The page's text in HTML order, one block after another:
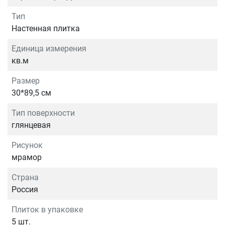
Тип
Настенная плитка
Единица измерения
кв.м
Размер
30*89,5 см
Тип поверхности
глянцевая
Рисунок
мрамор
Страна
Россия
Плиток в упаковке
5 шт.